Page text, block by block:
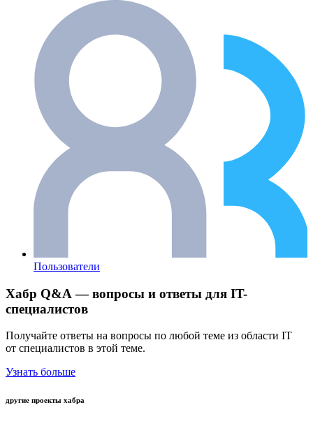
Пользователи
Хабр Q&A — вопросы и ответы для IT-
специалистов
Получайте ответы на вопросы по любой теме из области IT
от специалистов в этой теме.
Узнать больше
другие проекты хабра